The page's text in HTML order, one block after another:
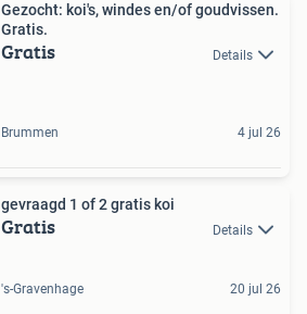
Gezocht: koi's, windes en/of goudvissen.
Gratis.
Gratis Details
Brummen 4 jul 26
gevraagd 1 of 2 gratis koi
Gratis Details
's-Gravenhage 20 jul 26